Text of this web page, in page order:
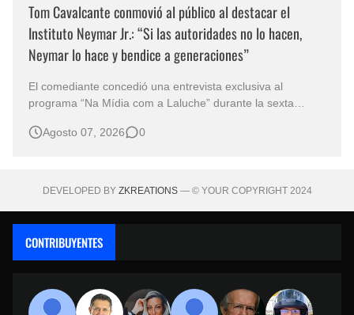
Tom Cavalcante conmovió al público al destacar el
Instituto Neymar Jr.: “Si las autoridades no lo hacen,
Neymar lo hace y bendice a generaciones”
El comediante concedió una entrevista exclusiva al
programa “Na Mídia com a Laluche” durante la sexta
eventos benéficos más importantes de Brasil. En medio del
Agosto 07, 2026 0
DEVELOPED BY ZKREATIONS— © YOUR COPYRIGHT 2024
CONTRIBUYENTES